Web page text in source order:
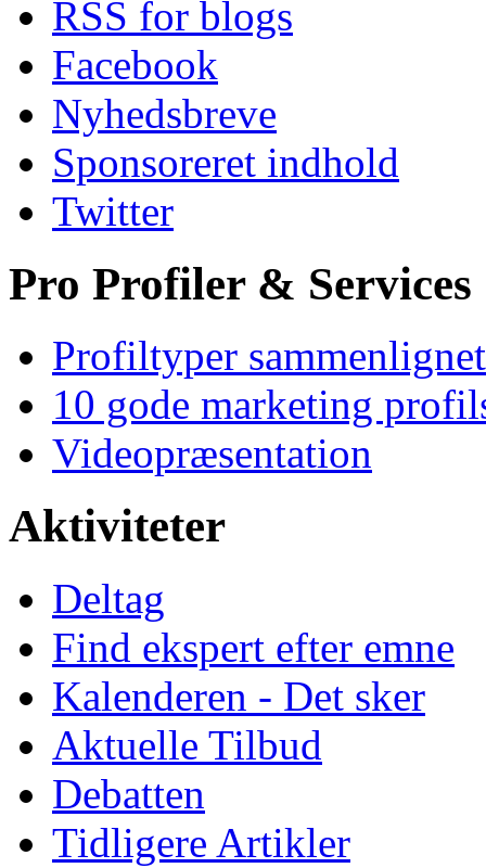
RSS for blogs
Facebook
Nyhedsbreve
Sponsoreret indhold
Twitter
Pro Profiler & Services
Profiltyper sammenlignet
10 gode marketing
Videopræsentation
Aktiviteter
Deltag
Find ekspert efter emne
Kalenderen - Det sker
Aktuelle Tilbud
Debatten
Tidligere Artikler